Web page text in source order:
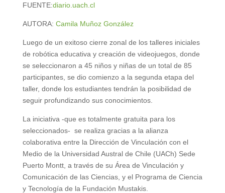
FUENTE:diario.uach.cl
AUTORA: Camila Muñoz González
Luego de un exitoso cierre zonal de los talleres iniciales
de robótica educativa y creación de videojuegos, donde
se seleccionaron a 45 niños y niñas de un total de 85
participantes, se dio comienzo a la segunda etapa del
taller, donde los estudiantes tendrán la posibilidad de
seguir profundizando sus conocimientos.
La iniciativa -que es totalmente gratuita para los
seleccionados- se realiza gracias a la alianza
colaborativa entre la Dirección de Vinculación con el
Medio de la Universidad Austral de Chile (UACh) Sede
Puerto Montt, a través de su Área de Vinculación y
Comunicación de las Ciencias, y el Programa de Ciencia
y Tecnología de la Fundación Mustakis.